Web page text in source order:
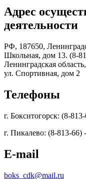
Адрес
деятельности
РФ, 187650,
Школьная, дом 13. (8-
Ленинградская
ул. Спортивная, дом 2
Телефоны
г. Бокситогорск: (8-
г. Пикалево: (8-813-66)
E-mail
boks_cdk@mail.ru